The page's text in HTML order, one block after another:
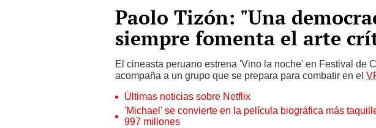
Paolo Tizón: "Una
siempre fomenta el arte
El cineasta peruano estrena 'Vino la noche' en Festival de
acompaña a un grupo que se prepara para combatir en el
Últimas noticias sobre Netflix
'Michael' se convierte en la película biográfica más
997 millones